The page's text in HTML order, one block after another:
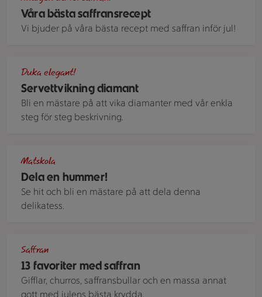
Våra bästa saffransrecept
Vi bjuder på våra bästa recept med saffran inför jul!
Servettvikning diamant
Duka elegant!
Bli en mästare på att vika diamanter med vår enkla
steg för steg beskrivning.
Dela en hummer!
Matskola
Se hit och bli en mästare på att dela denna
delikatess.
13 favoriter med saffran
Saffran
Gifflar, churros, saffransbullar och en massa annat
gott med julens bästa krydda.